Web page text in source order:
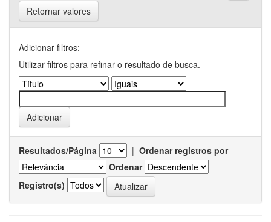
Retornar valores
Adicionar filtros:
Utilizar filtros para refinar o resultado de busca.
Resultados/Página | Ordenar registros por
Ordenar
Registro(s)